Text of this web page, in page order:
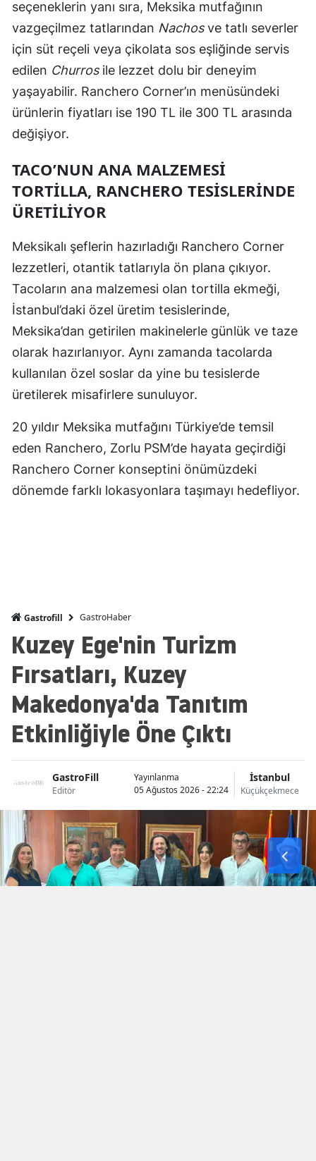
seçeneklerin yanı sıra, Meksika mutfağının
vazgeçilmez tatlarından Nachosve tatlı severler
için süt reçeli veya çikolata sos eşliğinde servis
edilen Churrosile lezzet dolu bir deneyim
yaşayabilir. Ranchero Corner’ın menüsündeki
ürünlerin fiyatları ise 190 TL ile 300 TL arasında
değişiyor.
TACO’NUN ANA MALZEMESI
TORTILLA, RANCHERO TESISLERINDE
ÜRETILIYOR
Meksikalı şeflerin hazırladığı Ranchero Corner
lezzetleri, otantik tatlarıyla ön plana çıkıyor.
Tacoların ana malzemesi olan tortilla ekmeği,
İstanbul’daki özel üretim tesislerinde,
Meksika’dan getirilen makinelerle günlük ve taze
olarak hazırlanıyor. Aynı zamanda tacolarda
kullanılan özel soslar da yine bu tesislerde
üretilerek misafirlere sunuluyor.
20 yıldır Meksika mutfağını Türkiye’de temsil
eden Ranchero, Zorlu PSM’de hayata geçirdiği
Ranchero Corner konseptini önümüzdeki
dönemde farklı lokasyonlara taşımayı hedefliyor.
Gastrofill GastroHaber
Kuzey Ege'nin Turizm
Fırsatları, Kuzey
Makedonya'da Tanıtım
Etkinliğiyle Öne Çıktı
GastroFill
Editör
Yayınlanma
05 Ağustos 2026 - 22:24
İstanbul
Küçükçekmece